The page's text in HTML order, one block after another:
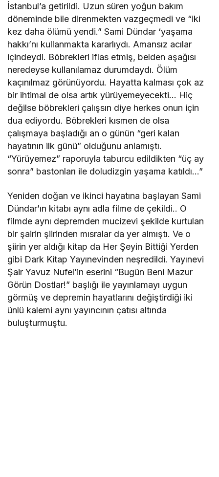
İstanbul’a getirildi. Uzun süren yoğun bakım
döneminde bile direnmekten vazgeçmedi ve “iki
kez daha ölümü yendi.” Sami Dündar ‘yaşama
hakkı’nı kullanmakta kararlıydı. Amansız acılar
içindeydi. Böbrekleri iflas etmiş, belden aşağısı
neredeyse kullanılamaz durumdaydı. Ölüm
kaçınılmaz görünüyordu. Hayatta kalması çok az
bir ihtimal de olsa artık yürüyemeyecekti… Hiç
değilse böbrekleri çalışsın diye herkes onun için
dua ediyordu. Böbrekleri kısmen de olsa
çalışmaya başladığı an o günün “geri kalan
hayatının ilk günü” olduğunu anlamıştı.
“Yürüyemez” raporuyla taburcu edildikten “üç ay
sonra” bastonları ile doludizgin yaşama katıldı…”
Yeniden doğan ve ikinci hayatına başlayan Sami
Dündar’ın kitabı aynı adla filme de çekildi.. O
filmde aynı depremden mucizevi şekilde kurtulan
bir şairin şiirinden mısralar da yer almıştı. Ve o
şiirin yer aldığı kitap da Her Şeyin Bittiği Yerden
gibi Dark Kitap Yayınevinden neşredildi. Yayınevi
Şair Yavuz Nufel’in eserini “Bugün Beni Mazur
Görün Dostlar!” başlığı ile yayınlamayı uygun
görmüş ve depremin hayatlarını değiştirdiği iki
ünlü kalemi aynı yayıncının çatısı altında
buluşturmuştu.